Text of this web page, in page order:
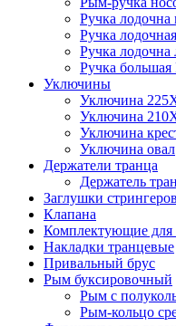
Ручка
Ручка
Ручка
Ручка
Уключины
Уключина
Уключина
Уключина
Уключина овал
Держатели транца
Держатель
Заглушки стрингеров
Клапана
Комплектующие для
Накладки транцевые
Привальный брус
Рым буксировочный
Рым с
Рым-кольцо